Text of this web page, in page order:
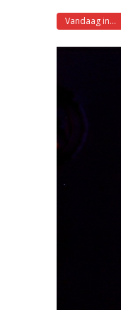
Vandaag in...